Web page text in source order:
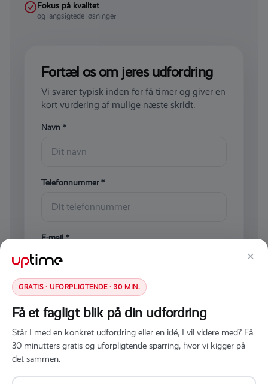
Fokus på kvalitet
og langsigtede løsninger
Fortæl os om jeres udfordring
Vi svarer typisk inden for få timer og giver en
kort vurdering af mulige næste skridt.
Navn *
Telefonnummer *
E-mail *
Kort beskrivelse af udfordringen
×
GRATIS · UFORPLIGTENDE · 30 MIN.
Få et fagligt blik på din udfordring
Står I med en konkret udfordring eller en idé, I vil videre med? Få
30 minutters gratis og uforpligtende sparring, hvor vi kigger på
det sammen.